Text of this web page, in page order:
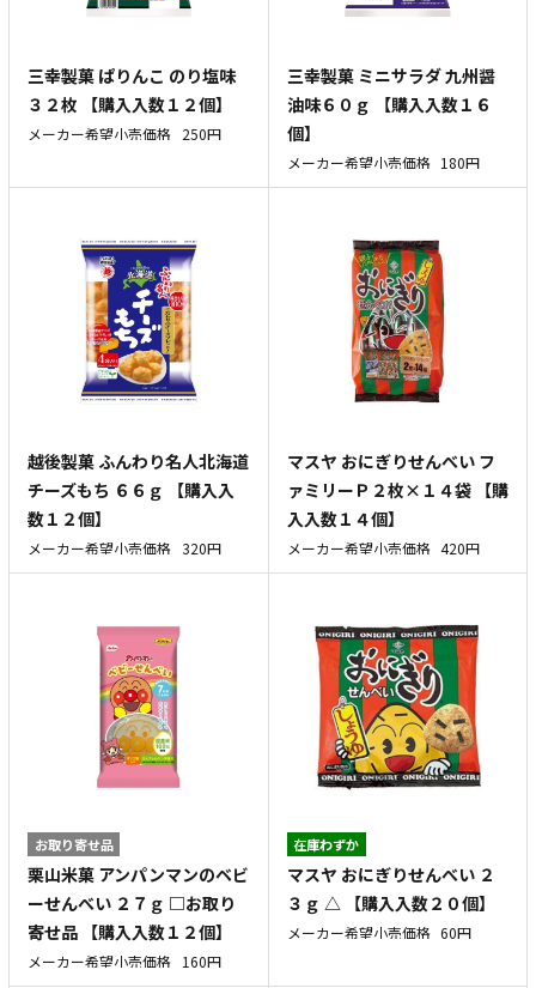
三幸製菓 ぱりんこ のり塩味
３２枚 【購入入数１２個】
メーカー希望小売価格 250円
三幸製菓 ミニサラダ 九州醤
油味６０ｇ 【購入入数１６
個】
メーカー希望小売価格 180円
越後製菓 ふんわり名人北海道
チーズもち ６６ｇ 【購入入
数１２個】
メーカー希望小売価格 320円
マスヤ おにぎりせんべい フ
ァミリーＰ２枚×１４袋 【購
入入数１４個】
メーカー希望小売価格 420円
お取り寄せ品
栗山米菓 アンパンマンのベビ
ーせんべい ２７ｇ □お取り
寄せ品 【購入入数１２個】
メーカー希望小売価格 160円
在庫わずか
マスヤ おにぎりせんべい ２
３ｇ △ 【購入入数２０個】
メーカー希望小売価格 60円